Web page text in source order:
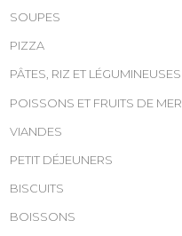
SOUPES
PIZZA
PÂTES, RIZ ET LÉGUMINEUSES
POISSONS ET FRUITS DE MER
VIANDES
PETIT DÉJEUNERS
BISCUITS
BOISSONS